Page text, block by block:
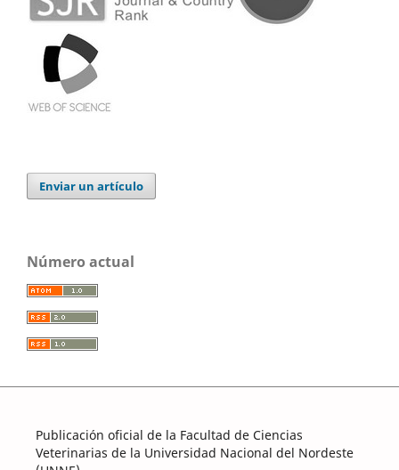
Enviar un artículo
Número actual
Publicación oficial de la Facultad de Ciencias
Veterinarias de la Universidad Nacional del Nordeste